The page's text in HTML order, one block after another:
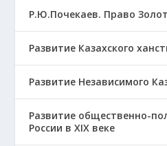
Р.Ю.Почекаев. Право
Развитие Казахского
Развитие Независимого
Развитие общественно-
России в XIX веке